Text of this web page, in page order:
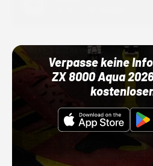
Verpasse keine
ZX 8000 Aqua